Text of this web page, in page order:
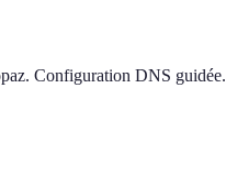
Configuration DNS guidée.